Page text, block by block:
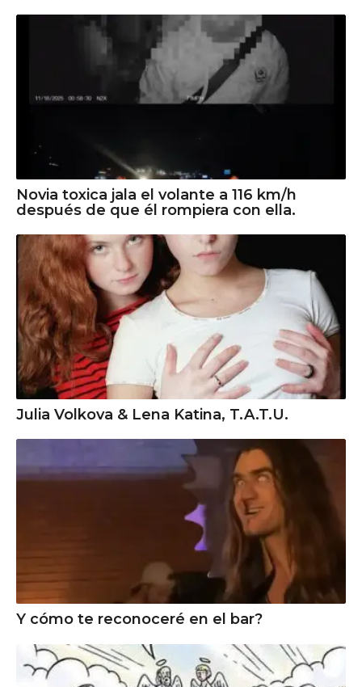
Novia toxica jala el volante a 116 km/h
después de que él rompiera con ella.
Julia Volkova & Lena Katina, T.A.T.U.
Y cómo te reconoceré en el bar?